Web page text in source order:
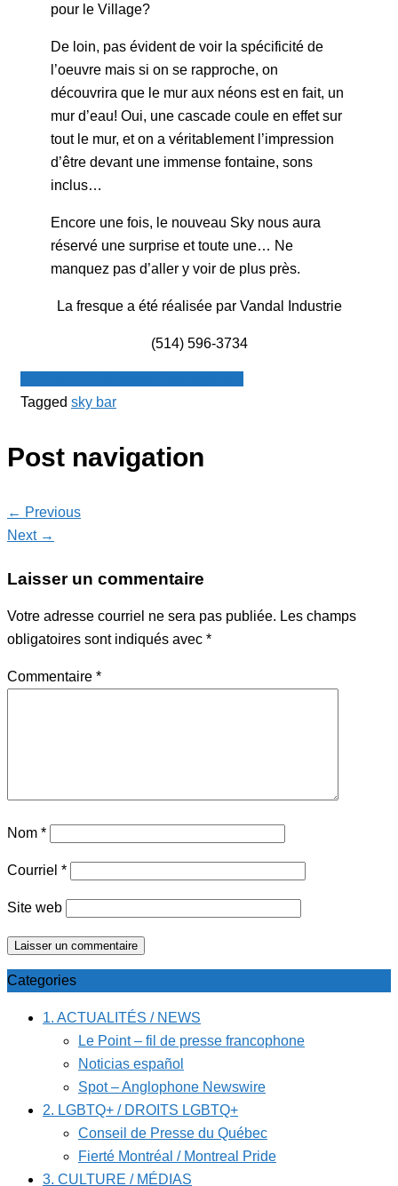
pour le Village?
De loin, pas évident de voir la spécificité de
l’oeuvre mais si on se rapproche, on
découvrira que le mur aux néons est en fait, un
mur d’eau! Oui, une cascade coule en effet sur
tout le mur, et on a véritablement l’impression
d’être devant une immense fontaine, sons
inclus…
Encore une fois, le nouveau Sky nous aura
réservé une surprise et toute une… Ne
manquez pas d’aller y voir de plus près.
La fresque a été réalisée par Vandal Industrie
(514) 596-3734
Tagged sky bar
Post navigation
← Previous
Next →
Laisser un commentaire
Votre adresse courriel ne sera pas publiée. Les champs
obligatoires sont indiqués avec *
Commentaire *
Nom *
Courriel *
Site web
Categories
1. ACTUALITÉS / NEWS
Le Point – fil de presse francophone
Noticias español
Spot – Anglophone Newswire
2. LGBTQ+ / DROITS LGBTQ+
Conseil de Presse du Québec
Fierté Montréal / Montreal Pride
3. CULTURE / MÉDIAS